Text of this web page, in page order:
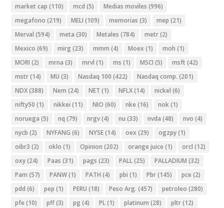
market cap (110) mcd (5) Medias moviles (996)
megafono (219) MELI (109) memorias (3) mep (21)
Merval (594) meta (30) Metales (784) metr(2)
Mexico (69) mirg (23) mmm (4) Moex (1) moh (1)
MORI (2) mrna (3) mrvl (1) ms (1) MSCI (5) msft (42)
mstr(14) MU (3) Nasdaq 100 (422) Nasdaq comp. (201)
NDX(388) Nem (24) NET (1) NFLX(14) nickel (6)
nifty50 (1) nikkei (11) NIO (60) nke (16) nok(1)
noruega (5) nq (79) nrgv(4) nu (33) nvda (48) nvo (4)
nycb (2) NYFANG (6) NYSE(14) oex (29) ogzpy(1)
oibr3 (2) oklo (1) Opinion (202) orange juice (1) orcl (12)
oxy(24) Paas (31) pags (23) PALL(25) PALLADIUM (32)
Pam (57) PANW(1) PATH (4) pbi (1) Pbr(145) pce (2)
pdd (6) pep (1) PERU (18) Peso Arg. (457) petroleo (280)
pfe (10) pff(3) pg (4) PL(1) platinum (28) pltr(12)